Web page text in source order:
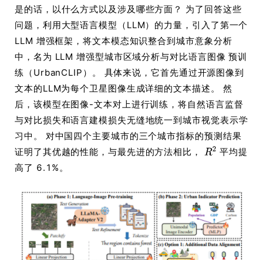
是的话，以什么方式以及涉及哪些方面？ 为了回答这些
问题，利用大型语言模型（LLM）的力量，引入了第一个
LLM 增强框架，将文本模态知识整合到城市意象分析
中，名为 LLM 增强型城市区域分析与对比语言图像 预训
练（UrbanCLIP）。 具体来说，它首先通过开源图像到
文本的LLM为每个卫星图像生成详细的文本描述。 然
后，该模型在图像-文本对上进行训练，将自然语言监督
与对比损失和语言建模损失无缝地统一到城市视觉表示学
习中。 对中国四个主要城市的三个城市指标的预测结果
证明了其优越的性能，与最先进的方法相比，
平均提
高了 6.1%。